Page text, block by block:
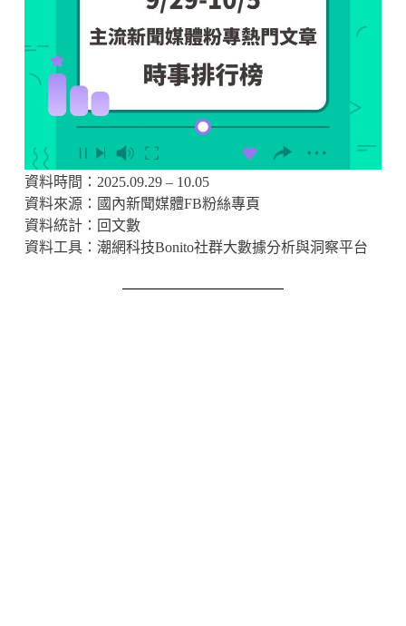
資料時間：2025.09.29 – 10.05
資料來源：國內新聞媒體FB粉絲專頁
資料統計：回文數
資料工具：潮網科技Bonito社群大數據分析與洞察平台